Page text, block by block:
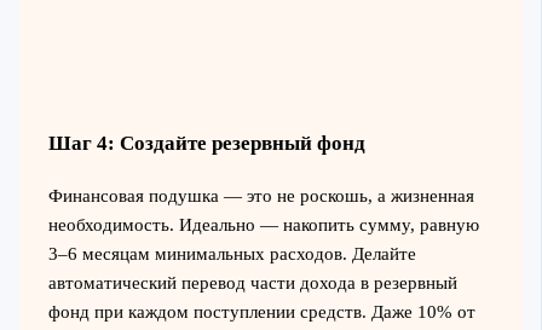
Шаг 4: Создайте резервный фонд
Финансовая подушка — это не роскошь, а жизненная
необходимость. Идеально — накопить сумму, равную
3–6 месяцам минимальных расходов. Делайте
автоматический перевод части дохода в резервный
фонд при каждом поступлении средств. Даже 10% от